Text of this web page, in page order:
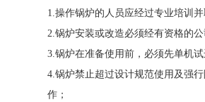
1.操作锅炉的人员应经过专业培训并
2.锅炉安装或改造必须经有资格的公
3.锅炉在准备使用前，必须先单机
4.锅炉禁止超过设计规范使用及强
作；